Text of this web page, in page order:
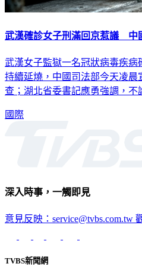
武漢確診女子刑滿回京惹議 中
武漢女子監獄一名冠狀病毒疾
持續延燒，中國司法部今天凌晨
查；湖北省委書記應勇強調，不
國際
深入時事，一觸即見
意見反映：service@tvbs.com.tw
TVBS新聞網